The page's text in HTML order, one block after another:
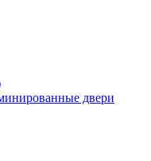
двери